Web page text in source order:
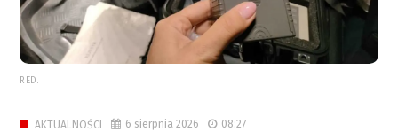
RED.
AKTUALNOŚCI 6 sierpnia 2026 08:27